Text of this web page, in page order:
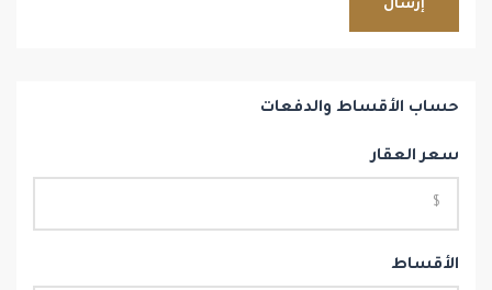
إرسال
حساب الأقساط والدفعات
سعر العقار
الأقساط